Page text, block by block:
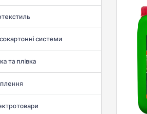
системи
та плівка